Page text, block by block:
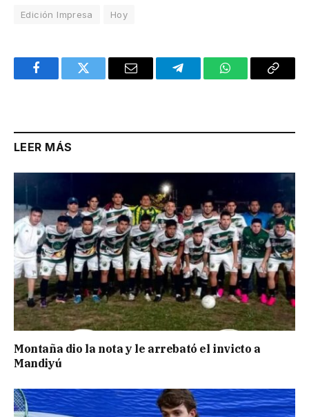
Edición Impresa Hoy
FacebookTwitter Email TelegramWhatsAppCopy
LEER MÁS
Montaña dio la nota y le arrebató el invicto a
Mandiyú